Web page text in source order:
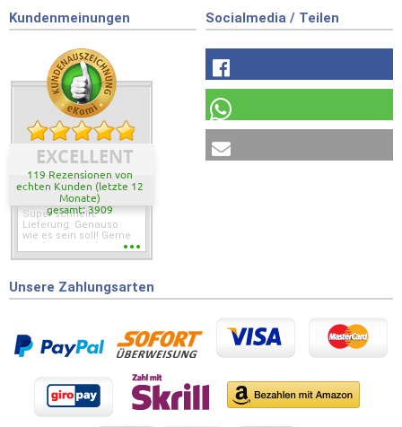
Kundenmeinungen
EXCELLENT
119 Rezensionen von
echten Kunden (letzte 12
Monate)
gesamt: 3909
Super schnelle
Lieferung. Genauso
wie es sein soll! Gerne
wieder wenn ich was
Socialmedia / Teilen
Unsere Zahlungsarten